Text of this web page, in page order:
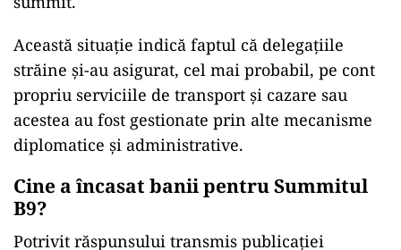
Această situație indică faptul că delegațiile
străine și-au asigurat, cel mai probabil, pe cont
propriu serviciile de transport și cazare sau
acestea au fost gestionate prin alte mecanisme
diplomatice și administrative.
Cine a încasat banii pentru Summitul
B9?
Potrivit răspunsului transmis publicației